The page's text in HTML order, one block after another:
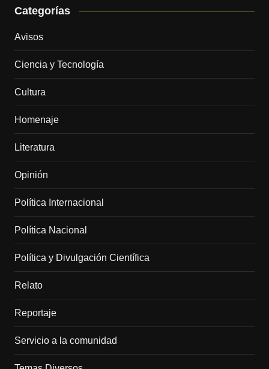
Categorías
Avisos
Ciencia y Tecnología
Cultura
Homenaje
Literatura
Opinión
Política Internacional
Política Nacional
Política y Divulgación Científica
Relato
Reportaje
Servicio a la comunidad